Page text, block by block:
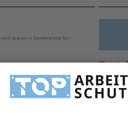
und sparen >> Sonderpreise für
ist ihre Strapazierfähigkeit. Die stark
Witterung sorgen die Reflexbiesen
Herst.-